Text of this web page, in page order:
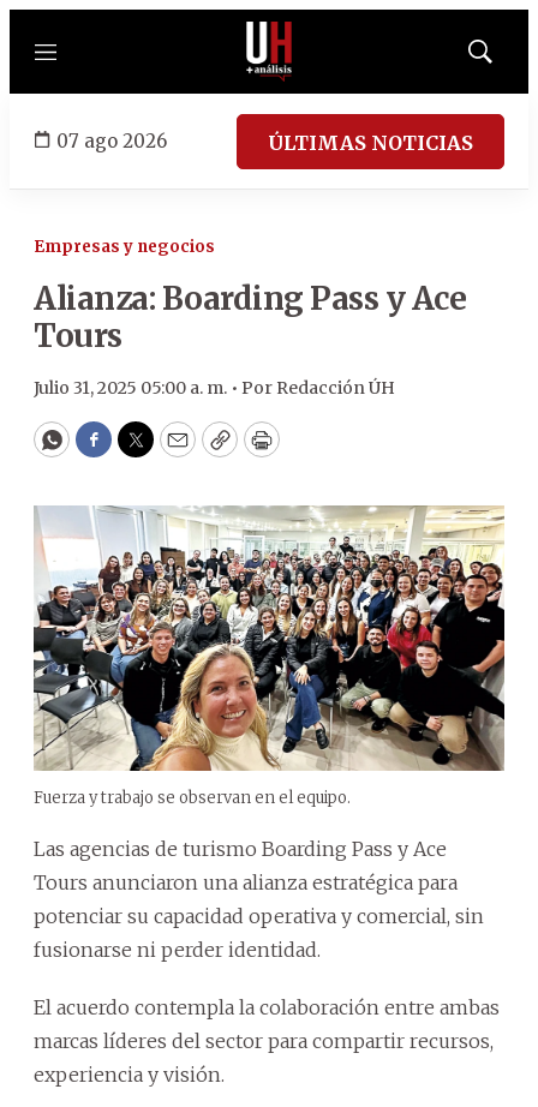
Menú
Mostrar
07 ago 2026 ÚLTIMAS NOTICIAS
Empresas y negocios
Alianza: Boarding Pass y Ace
Tours
Julio 31, 2025 05:00 a. m. • Por Redacción ÚH
WhatsApp
Facebook
Twitter
EmailCopyPrint
Fuerza y trabajo se observan en el equipo.
Las agencias de turismo Boarding Pass y Ace
Tours anunciaron una alianza estratégica para
potenciar su capacidad operativa y comercial, sin
fusionarse ni perder identidad.
El acuerdo contempla la colaboración entre ambas
marcas líderes del sector para compartir recursos,
experiencia y visión.